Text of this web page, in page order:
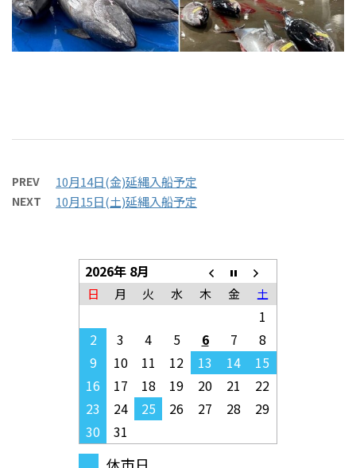
PREV 10月14日(金)延縄入船予定
NEXT 10月15日(土)延縄入船予定
2026年 8月
日 月 火 水 木 金 土
1
2
3 4 5 6 7
8
9
10 11 12 13 14
15
16
17 18 19 20 21
22
23
24 25 26 27 28
29
30
31